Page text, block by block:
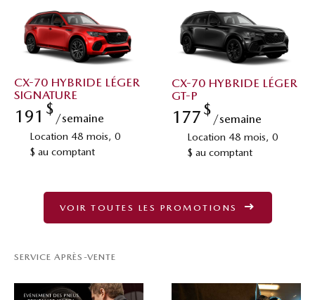
CX-70 HYBRIDE LÉGER
SIGNATURE
191 $
/semaine
Location 48 mois, 0
$ au comptant
CX-70 HYBRIDE LÉGER
GT-P
177$
/semaine
Location 48 mois, 0
$ au comptant
VOIR TOUTES LES PROMOTIONS
SERVICE APRÈS-VENTE